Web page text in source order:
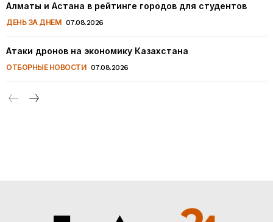
Алматы и Астана в рейтинге городов для студентов
ДЕНЬ ЗА ДНЕМ 07.08.2026
Атаки дронов на экономику Казахстана
ОТБОРНЫЕ НОВОСТИ 07.08.2026